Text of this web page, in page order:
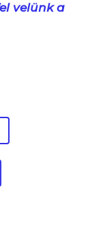
velünk a